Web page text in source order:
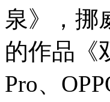
泉》，挪
的作品《
Pro、